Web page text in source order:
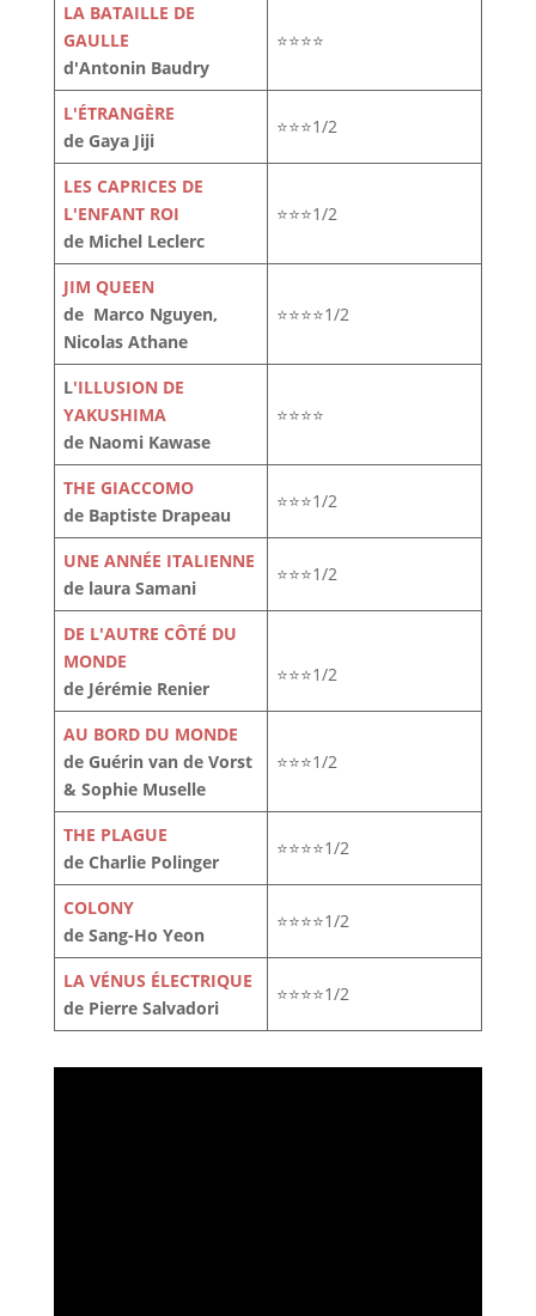
LA BATAILLE DE
GAULLE
d'Antonin Baudry
⭐⭐⭐⭐
L'ÉTRANGÈRE
de Gaya Jiji
⭐⭐⭐1/2
LES CAPRICES DE
L'ENFANT ROI
de Michel Leclerc
⭐⭐⭐1/2
JIM QUEEN
de Marco Nguyen,
Nicolas Athane
⭐⭐⭐⭐1/2
L'ILLUSION DE
YAKUSHIMA
de Naomi Kawase
⭐⭐⭐⭐
THE GIACCOMO
de Baptiste Drapeau
⭐⭐⭐1/2
UNE ANNÉE ITALIENNE
de laura Samani
⭐⭐⭐1/2
DE L'AUTRE CÔTÉ DU
MONDE
de Jérémie Renier
⭐⭐⭐1/2
AU BORD DU MONDE
de Guérin van de Vorst
& Sophie Muselle
⭐⭐⭐1/2
THE PLAGUE
de Charlie Polinger
⭐⭐⭐⭐1/2
COLONY
de Sang-Ho Yeon
⭐⭐⭐⭐1/2
LA VÉNUS ÉLECTRIQUE
de Pierre Salvadori
⭐⭐⭐⭐1/2